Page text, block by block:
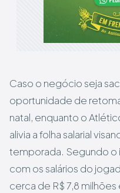
Caso o negócio seja
oportunidade de
natal, enquanto o
alivia a folha salarial
temporada. Segundo o
com os salários do
cerca de R$ 7,8 milhões